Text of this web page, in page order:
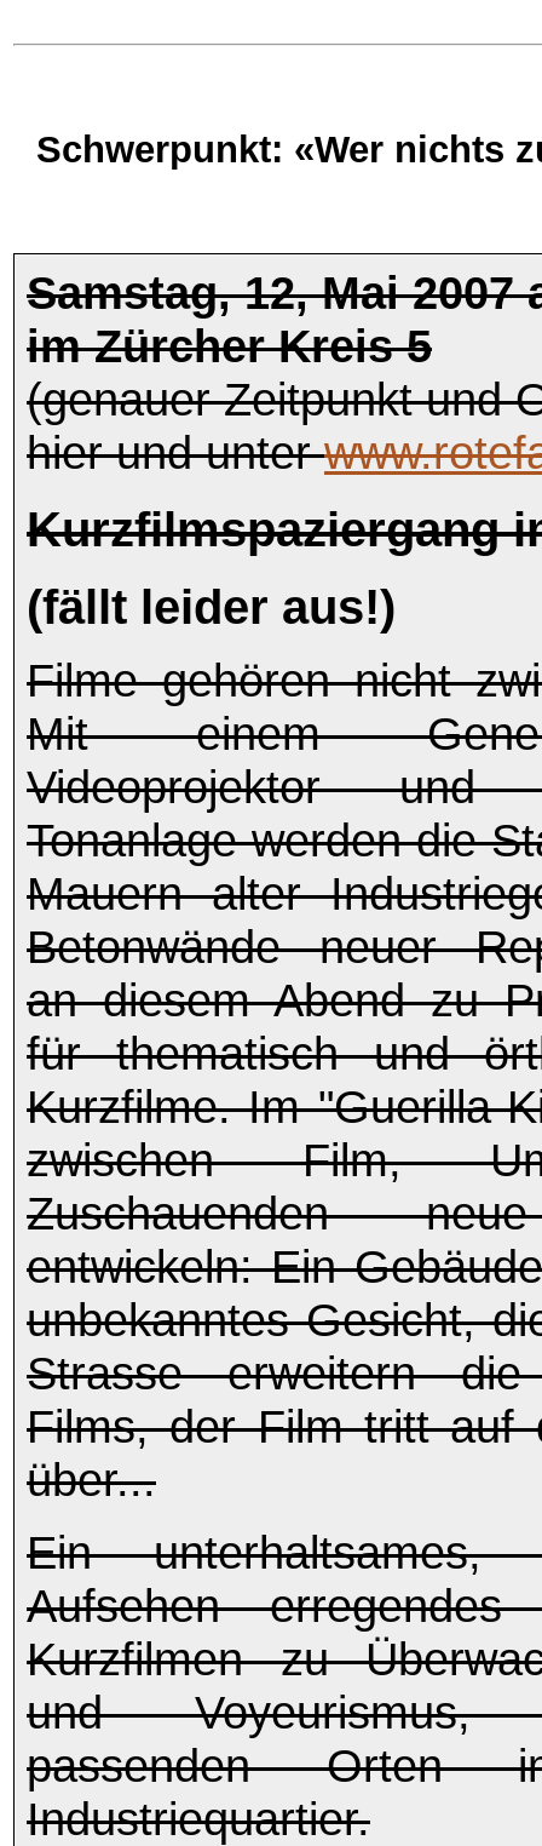
Schwerpunkt: «Wer nichts
Samstag, 12, Mai 2007
im Zürcher Kreis 5
(genauer Zeitpunkt und
hier und unter
Kurzfilmspaziergang
(fällt leider aus!)
Filme gehören nicht
Mit einem
Videoprojektor
Tonanlage werden die
Mauern alter
Betonwände neuer
an diesem Abend zu
für thematisch und
Kurzfilme. Im "Guerilla-
zwischen Film,
Zuschauenden
entwickeln: Ein
unbekanntes Gesicht,
Strasse erweitern
Films, der Film tritt auf
über...
Ein unterhaltsames,
Aufsehen
Kurzfilmen zu
und
passenden Orten
Industriequartier.